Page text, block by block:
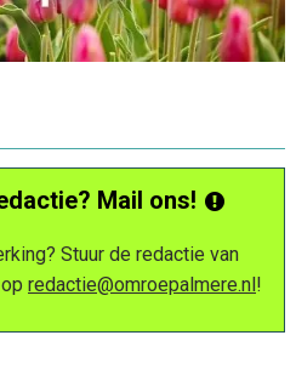
Mail ons!
Stuur de redactie van
redactie@omroepalmere.nl!